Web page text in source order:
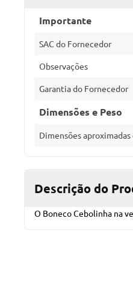
Importante
SAC do Fornecedor
Observações
Garantia do Fornecedor
Dimensões e Peso
Dimensões
Descrição do
O Boneco Cebolinha na